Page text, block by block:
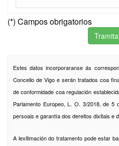
(*) Campos obrigatorios
Estes datos incorporaranse ás
Concello de Vigo e serán tratados coa
de conformidade coa regulación
Parlamento Europeo, L. O. 3/2018, de 5
persoais e garantía dos dereitos dixitais e
A lexitimación do tratamento pode estar